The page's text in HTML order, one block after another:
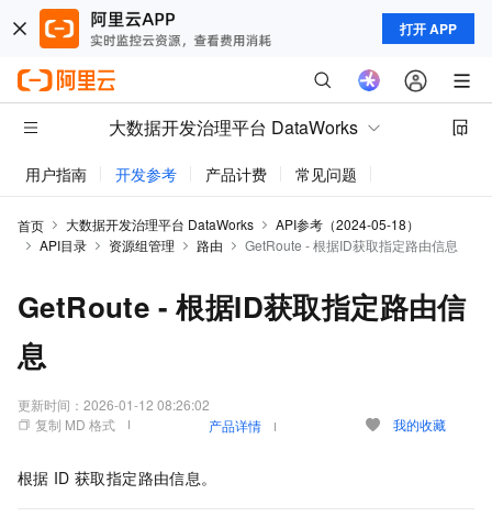
打开 APP
大数据开发治理平台 DataWorks
用户指南 开发参考 产品计费 常见问题
首页 大数据开发治理平台 DataWorks
API参考（2024-05-18）
API目录
资源组管理 路由 GetRoute - 根据ID获取指定路由信息
GetRoute - 根据ID获取指定路由信
息
更新时间： 2026-01-12 08:26:02
复制 MD 格式
产品详情 我的收藏
根据 ID 获取指定路由信息。